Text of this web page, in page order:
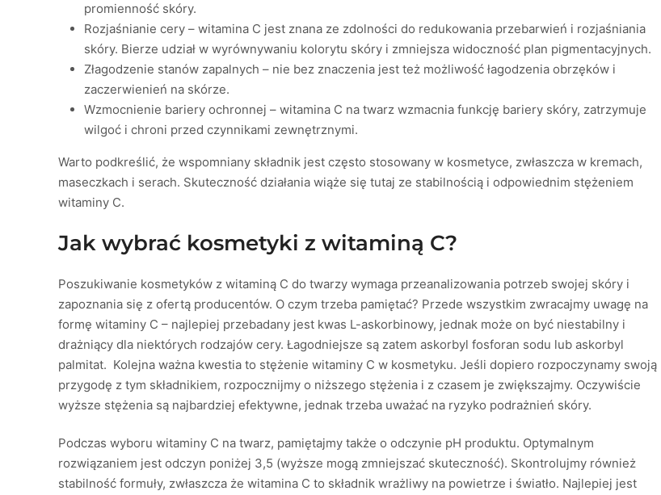
promienność skóry.
Rozjaśnianie cery – witamina C jest znana ze zdolności do redukowania przebarwień i rozjaśniania
skóry. Bierze udział w wyrównywaniu kolorytu skóry i zmniejsza widoczność plan pigmentacyjnych.
Złagodzenie stanów zapalnych – nie bez znaczenia jest też możliwość łagodzenia obrzęków i
zaczerwienień na skórze.
Wzmocnienie bariery ochronnej – witamina C na twarz wzmacnia funkcję bariery skóry, zatrzymuje
wilgoć i chroni przed czynnikami zewnętrznymi.
Warto podkreślić, że wspomniany składnik jest często stosowany w kosmetyce, zwłaszcza w kremach,
maseczkach i serach. Skuteczność działania wiąże się tutaj ze stabilnością i odpowiednim stężeniem
witaminy C.
Jak wybrać kosmetyki z witaminą C?
Poszukiwanie kosmetyków z witaminą C do twarzy wymaga przeanalizowania potrzeb swojej skóry i
zapoznania się z ofertą producentów. O czym trzeba pamiętać? Przede wszystkim zwracajmy uwagę na
formę witaminy C – najlepiej przebadany jest kwas L-askorbinowy, jednak może on być niestabilny i
drażniący dla niektórych rodzajów cery. Łagodniejsze są zatem askorbyl fosforan sodu lub askorbyl
palmitat. Kolejna ważna kwestia to stężenie witaminy C w kosmetyku. Jeśli dopiero rozpoczynamy swoją
przygodę z tym składnikiem, rozpocznijmy o niższego stężenia i z czasem je zwiększajmy. Oczywiście
wyższe stężenia są najbardziej efektywne, jednak trzeba uważać na ryzyko podrażnień skóry.
Podczas wyboru witaminy C na twarz, pamiętajmy także o odczynie pH produktu. Optymalnym
rozwiązaniem jest odczyn poniżej 3,5 (wyższe mogą zmniejszać skuteczność). Skontrolujmy również
stabilność formuły, zwłaszcza że witamina C to składnik wrażliwy na powietrze i światło. Najlepiej jest